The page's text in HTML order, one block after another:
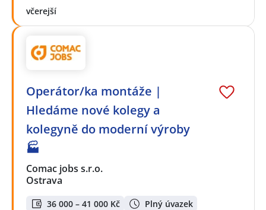
včerejší
Operátor/ka montáže |
Hledáme nové kolegy a
kolegyně do moderní výroby
🏭
Comac jobs s.r.o.
Ostrava
36 000 – 41 000 Kč Plný úvazek